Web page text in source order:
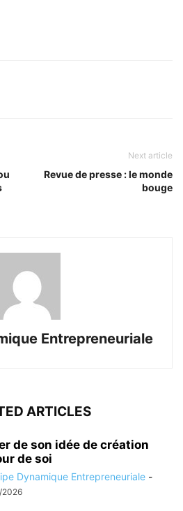
Next article
Revue de presse : le monde
bouge
Entrepreneuriale
ARTICLES
de son idée de création
de soi
Dynamique Entrepreneuriale -